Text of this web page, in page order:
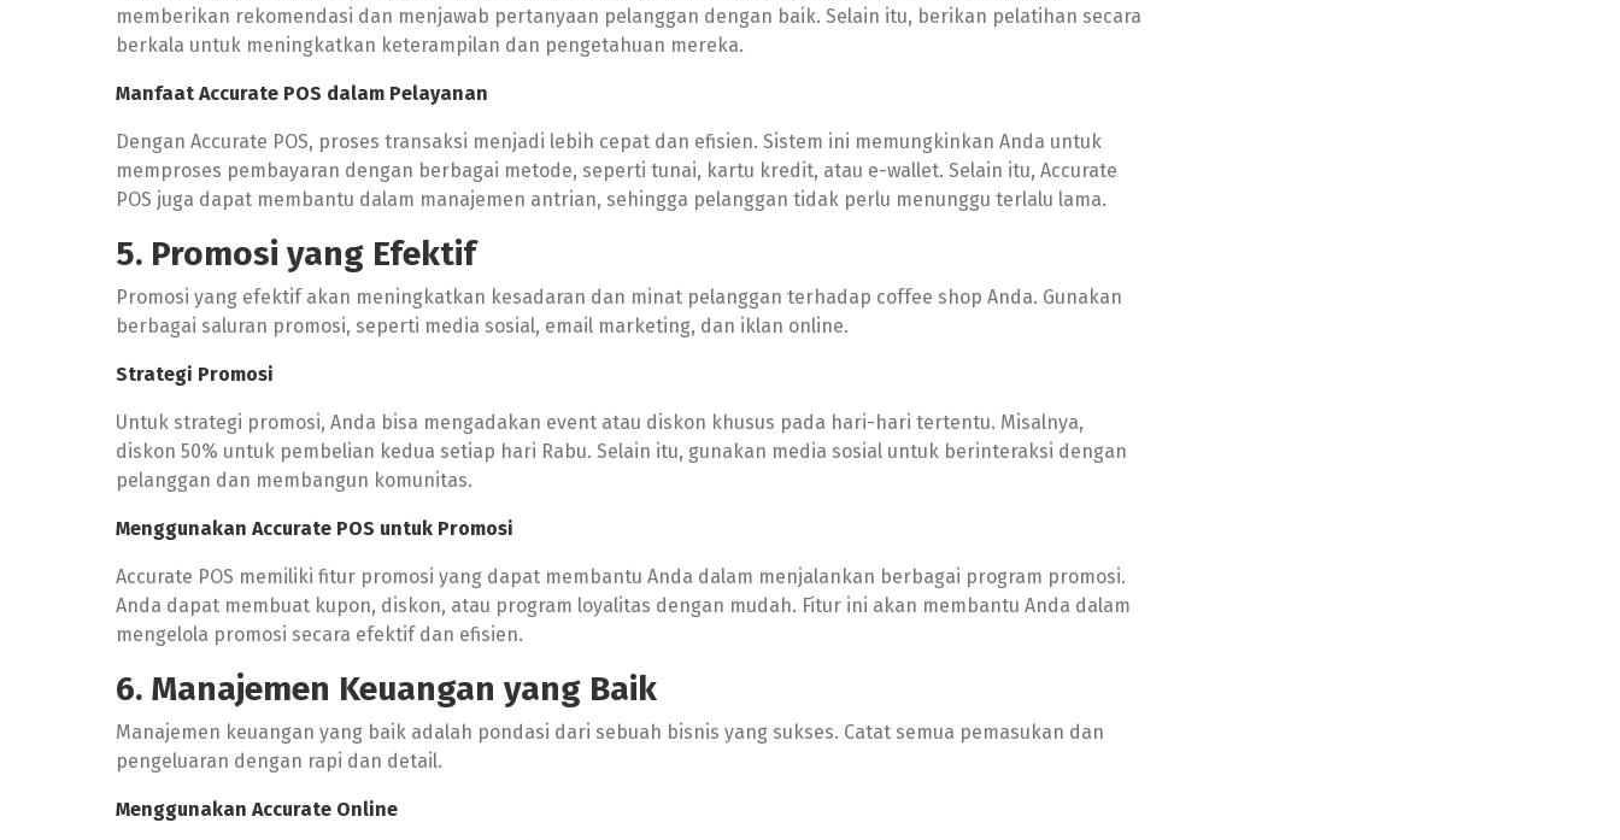
memberikan rekomendasi dan menjawab pertanyaan pelanggan dengan baik. Selain itu, berikan pelatihan secara
berkala untuk meningkatkan keterampilan dan pengetahuan mereka.
Manfaat Accurate POS dalam Pelayanan
Dengan Accurate POS, proses transaksi menjadi lebih cepat dan efisien. Sistem ini memungkinkan Anda untuk
memproses pembayaran dengan berbagai metode, seperti tunai, kartu kredit, atau e-wallet. Selain itu, Accurate
POS juga dapat membantu dalam manajemen antrian, sehingga pelanggan tidak perlu menunggu terlalu lama.
5. Promosi yang Efektif
Promosi yang efektif akan meningkatkan kesadaran dan minat pelanggan terhadap coffee shop Anda. Gunakan
berbagai saluran promosi, seperti media sosial, email marketing, dan iklan online.
Strategi Promosi
Untuk strategi promosi, Anda bisa mengadakan event atau diskon khusus pada hari-hari tertentu. Misalnya,
diskon 50% untuk pembelian kedua setiap hari Rabu. Selain itu, gunakan media sosial untuk berinteraksi dengan
pelanggan dan membangun komunitas.
Menggunakan Accurate POS untuk Promosi
Accurate POS memiliki fitur promosi yang dapat membantu Anda dalam menjalankan berbagai program promosi.
Anda dapat membuat kupon, diskon, atau program loyalitas dengan mudah. Fitur ini akan membantu Anda dalam
mengelola promosi secara efektif dan efisien.
6. Manajemen Keuangan yang Baik
Manajemen keuangan yang baik adalah pondasi dari sebuah bisnis yang sukses. Catat semua pemasukan dan
pengeluaran dengan rapi dan detail.
Menggunakan Accurate Online